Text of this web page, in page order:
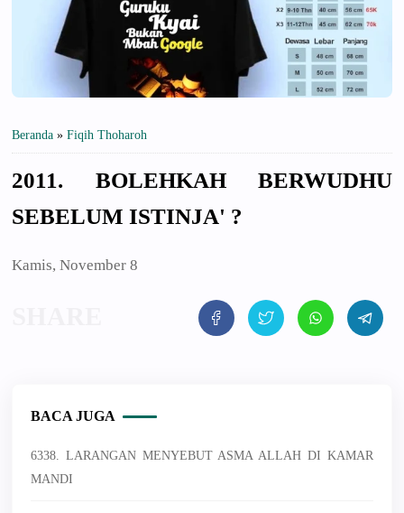
Beranda » Fiqih Thoharoh
2011. BOLEHKAH BERWUDHU
SEBELUM ISTINJA' ?
Kamis, November 8
BACA JUGA
6338. LARANGAN MENYEBUT ASMA ALLAH DI KAMAR
MANDI